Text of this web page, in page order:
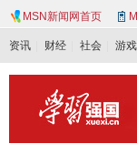
MSN新闻网首页
资讯 财经 社会 游戏